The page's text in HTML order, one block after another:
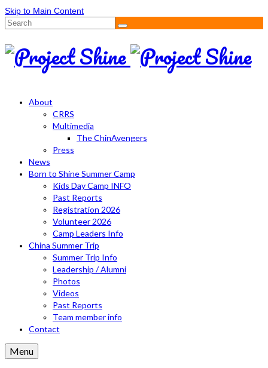
Skip to Main Content
Search
About
CRRS
Multimedia
The ChinAvengers
Press
News
Born to Shine Summer Camp
Kids Day Camp INFO
Past Reports
Registration 2026
Volunteer 2026
Camp Leaders Info
China Summer Trip
Summer Trip Info
Leadership / Alumni
Photos
Videos
Past Reports
Team member info
Contact
Menu